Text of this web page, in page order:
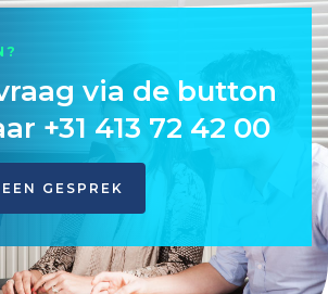
via de button
+31 413 72 42 00
GESPREK